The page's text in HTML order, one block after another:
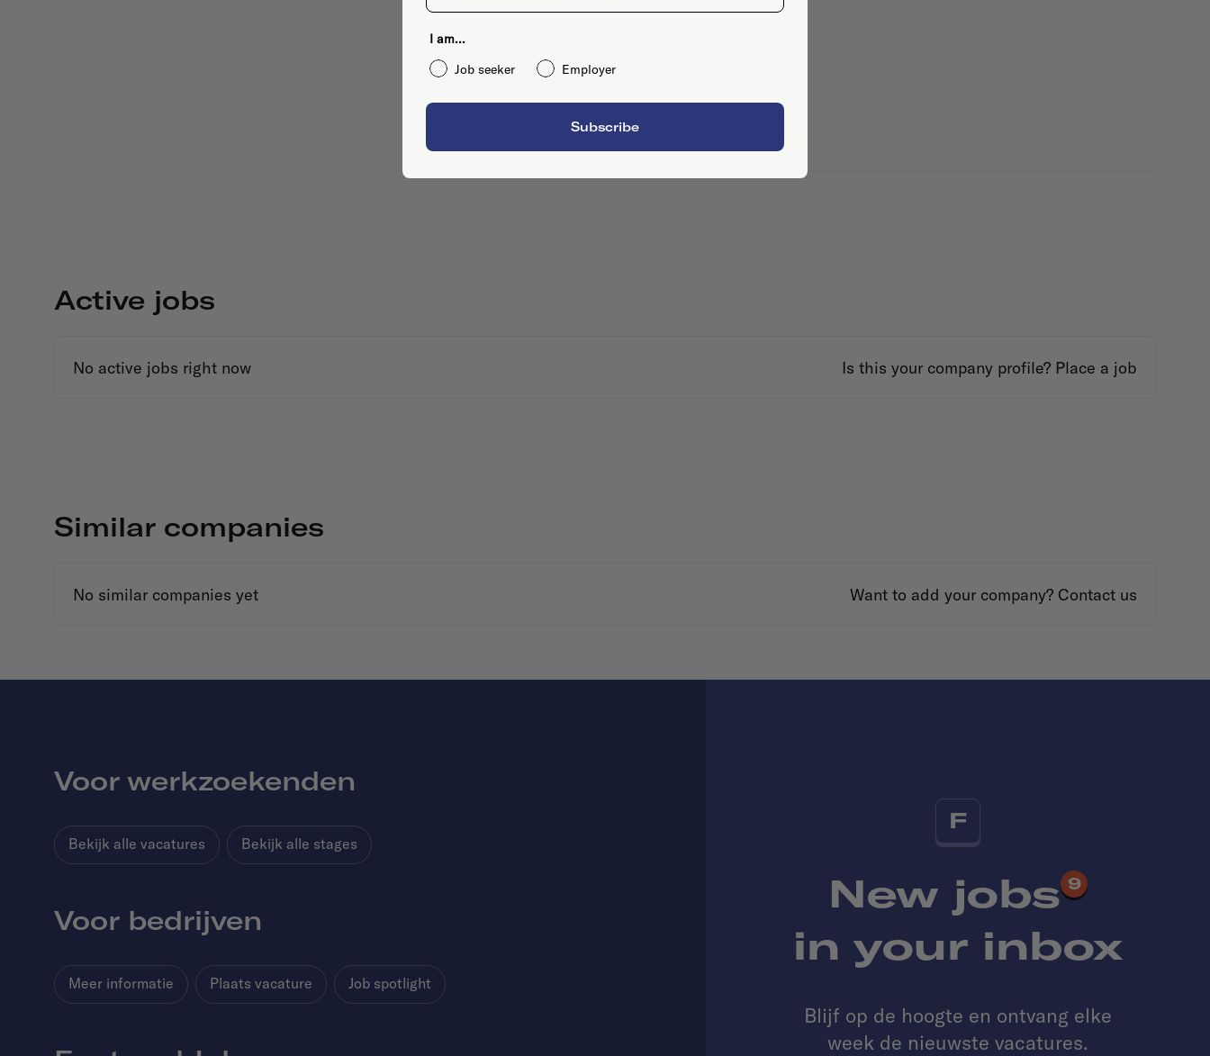
Active jobs
No active jobs right now Is this your company profile? Place a job
Similar companies
No similar companies yet Want to add your company? Contact us
F
New jobs 9
in your inbox
Blijf op de hoogte en ontvang elke
week de nieuwste vacatures.
Voor werkzoekenden
Bekijk alle vacatures Bekijk alle stages
Voor bedrijven
Meer informatie Plaats vacature Job spotlight
I am...
Job seeker
Employer
Subscribe